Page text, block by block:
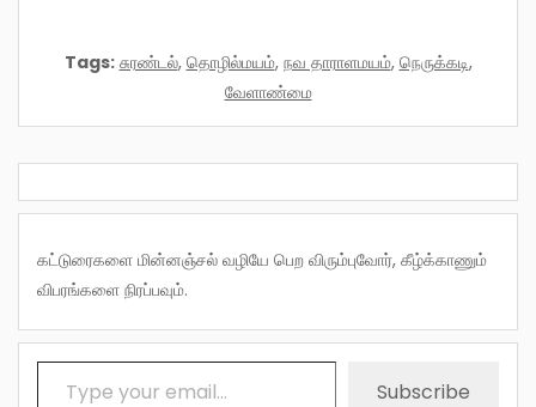
Tags: சுரண்டல், தொழில்மயம், நவ தாராளமயம், நெருக்கடி,
வேளாண்மை
கட்டுரைகளை மின்னஞ்சல் வழியே பெற விரும்புவோர், கீழ்க்காணும்
விபரங்களை நிரப்பவும்.
Type your email…
Subscribe